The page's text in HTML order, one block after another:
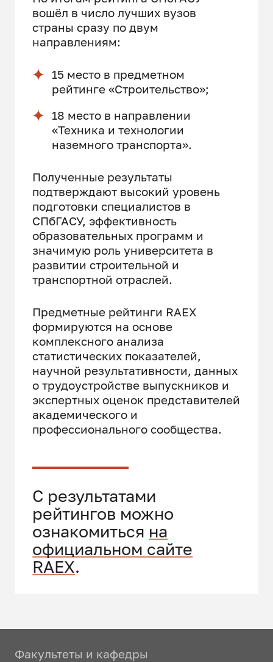
вошёл в число лучших вузов
страны сразу по двум
направлениям:
15 место в предметном
рейтинге «Строительство»;
18 место в направлении
«Техника и технологии
наземного транспорта».
Полученные результаты
подтверждают высокий уровень
подготовки специалистов в
СПбГАСУ, эффективность
образовательных программ и
значимую роль университета в
развитии строительной и
транспортной отраслей.
Предметные рейтинги RAEX
формируются на основе
комплексного анализа
статистических показателей,
научной результативности, данных
о трудоустройстве выпускников и
экспертных оценок представителей
академического и
профессионального сообщества.
С результатами
рейтингов можно
ознакомиться на
официальном сайте
RAEX.
Факультеты и кафедры